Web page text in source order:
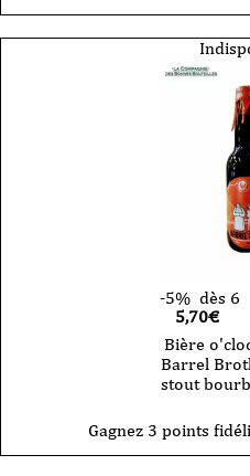
-5% dès 6
5,70€
Bière
Barrel
stout
Gagnez 3 points